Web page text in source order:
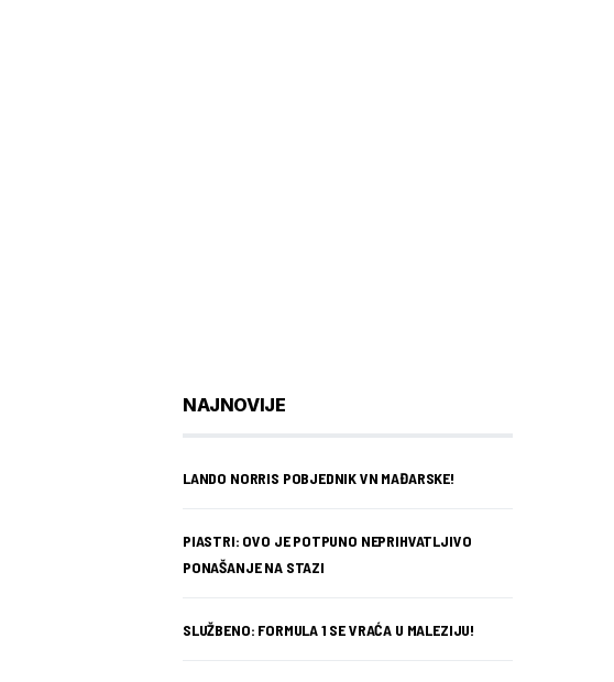
NAJNOVIJE
LANDO NORRIS POBJEDNIK VN MAĐARSKE!
PIASTRI: OVO JE POTPUNO NEPRIHVATLJIVO
PONAŠANJE NA STAZI
SLUŽBENO: FORMULA 1 SE VRAĆA U MALEZIJU!